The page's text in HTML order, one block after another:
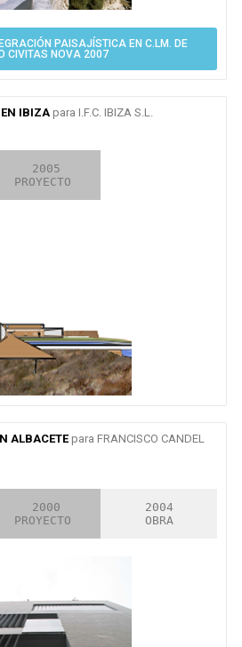
PAISAJÍSTICA EN C.LM. DE
CIVITAS NOVA 2007
IBIZA para I.F.C. IBIZA S.L.
2005
PROYECTO
ALBACETE para FRANCISCO CANDEL
2000
PROYECTO
2004
OBRA